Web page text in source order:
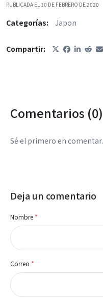
PUBLICADA EL 10 DE FEBRERO DE 2020
Categorías: Japon
Compartir:
Comentarios (0)
Sé el primero en comentar.
Deja un comentario
Nombre *
Correo *